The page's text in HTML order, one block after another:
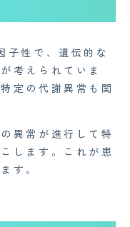
子性で、遺伝的な
考えられていま
定の代謝異常も関
異常が進行して特
します。これが患
す。